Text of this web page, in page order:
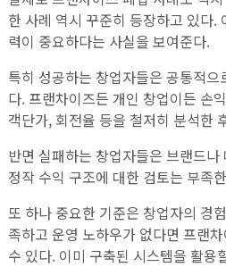
한 사례 역시 꾸준히 등장하고 있다.
력이 중요하다는 사실을 보여준다.
특히 성공하는 창업자들은 공통적
다. 프랜차이즈든 개인 창업이든 손
객단가, 회전율 등을 철저히 분석한
반면 실패하는 창업자들은 브랜드
정작 수익 구조에 대한 검토는 부족
또 하나 중요한 기준은 창업자의 경
족하고 운영 노하우가 없다면 프랜
수 있다. 이미 구축된 시스템을 활용